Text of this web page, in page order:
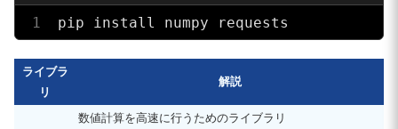
pip install numpy requests
ライブラ
リ
解説
数値計算を高速に行うためのライブラリ